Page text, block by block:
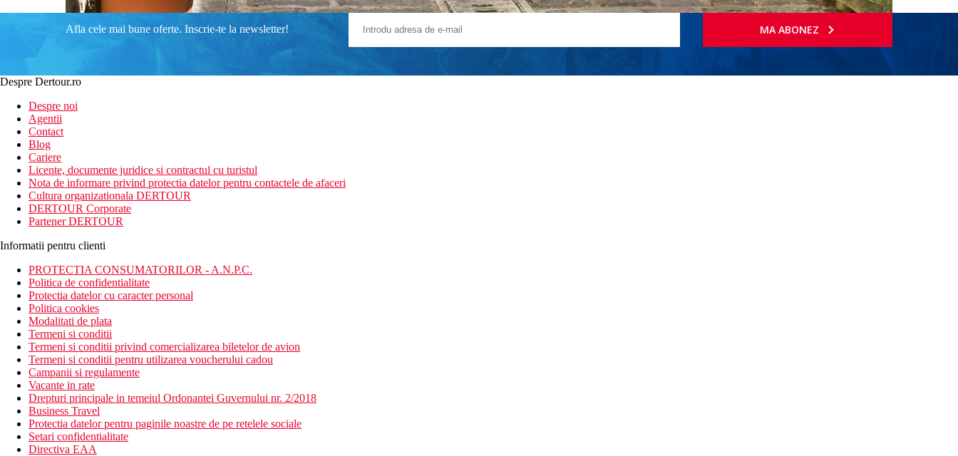
Afla cele mai bune oferte. Inscrie-te la newsletter! MA ABONEZ
Despre Dertour.ro
Despre noi
Agentii
Contact
Blog
Cariere
Licente, documente juridice si contractul cu turistul
Nota de informare privind protectia datelor pentru contactele de afaceri
Cultura organizationala DERTOUR
DERTOUR Corporate
Partener DERTOUR
Informatii pentru clienti
PROTECTIA CONSUMATORILOR - A.N.P.C.
Politica de confidentialitate
Protectia datelor cu caracter personal
Politica cookies
Modalitati de plata
Termeni si conditii
Termeni si conditii privind comercializarea biletelor de avion
Termeni si conditii pentru utilizarea voucherului cadou
Campanii si regulamente
Vacante in rate
Drepturi principale in temeiul Ordonantei Guvernului nr. 2/2018
Business Travel
Protectia datelor pentru paginile noastre de pe retelele sociale
Setari confidentialitate
Directiva EAA